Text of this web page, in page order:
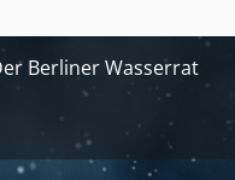
Berliner Wasserrat